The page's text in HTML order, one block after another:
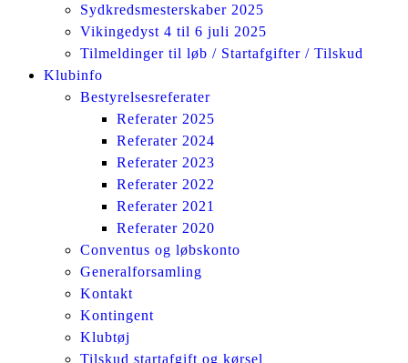
Sydkredsmesterskaber 2025
Vikingedyst 4 til 6 juli 2025
Tilmeldinger til løb / Startafgifter / Tilskud
Klubinfo
Bestyrelsesreferater
Referater 2025
Referater 2024
Referater 2023
Referater 2022
Referater 2021
Referater 2020
Conventus og løbskonto
Generalforsamling
Kontakt
Kontingent
Klubtøj
Tilskud startafgift og kørsel